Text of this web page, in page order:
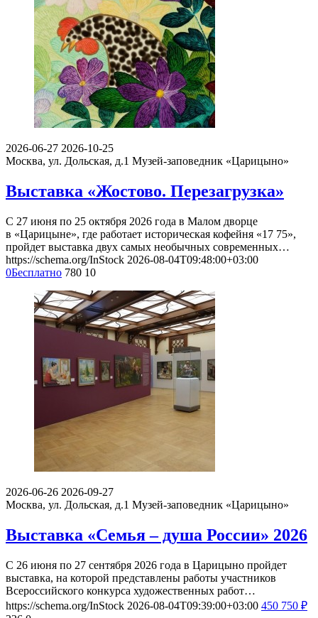
2026-06-27 2026-10-25
Москва, ул. Дольская, д.1 Музей-заповедник «Царицыно»
Выставка «Жостово. Перезагрузка»
С 27 июня по 25 октября 2026 года в Малом дворце
в «Царицыне», где работает историческая кофейня «17 75»,
пройдет выставка двух самых необычных современных…
https://schema.org/InStock 2026-08-04T09:48:00+03:00
0Бесплатно 780 10
2026-06-26 2026-09-27
Москва, ул. Дольская, д.1 Музей-заповедник «Царицыно»
Выставка «Семья – душа России» 2026
С 26 июня по 27 сентября 2026 года в Царицыно пройдет
выставка, на которой представлены работы участников
Всероссийского конкурса художественных работ…
https://schema.org/InStock 2026-08-04T09:39:00+03:00 450 750 ₽